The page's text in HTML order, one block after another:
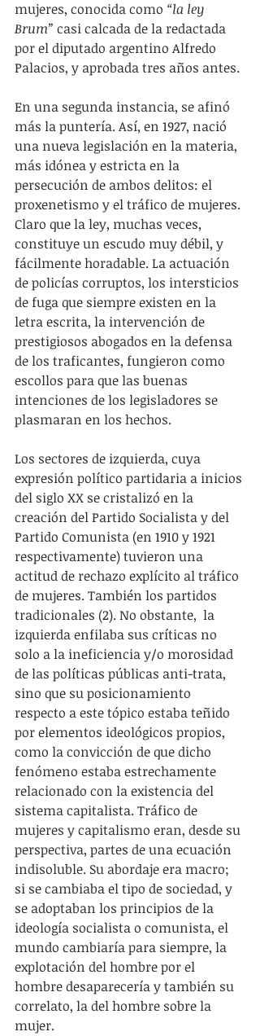
mujeres, conocida como “la ley
Brum” casi calcada de la redactada
por el diputado argentino Alfredo
Palacios, y aprobada tres años antes.
En una segunda instancia, se afinó
más la puntería. Así, en 1927, nació
una nueva legislación en la materia,
más idónea y estricta en la
persecución de ambos delitos: el
proxenetismo y el tráfico de mujeres.
Claro que la ley, muchas veces,
constituye un escudo muy débil, y
fácilmente horadable. La actuación
de policías corruptos, los intersticios
de fuga que siempre existen en la
letra escrita, la intervención de
prestigiosos abogados en la defensa
de los traficantes, fungieron como
escollos para que las buenas
intenciones de los legisladores se
plasmaran en los hechos.
Los sectores de izquierda, cuya
expresión político partidaria a inicios
del siglo XX se cristalizó en la
creación del Partido Socialista y del
Partido Comunista (en 1910 y 1921
respectivamente) tuvieron una
actitud de rechazo explícito al tráfico
de mujeres. También los partidos
tradicionales (2). No obstante,  la
izquierda enfilaba sus críticas no
solo a la ineficiencia y/o morosidad
de las políticas públicas anti-trata,
sino que su posicionamiento
respecto a este tópico estaba teñido
por elementos ideológicos propios,
como la convicción de que dicho
fenómeno estaba estrechamente
relacionado con la existencia del
sistema capitalista. Tráfico de
mujeres y capitalismo eran, desde su
perspectiva, partes de una ecuación
indisoluble. Su abordaje era macro;
si se cambiaba el tipo de sociedad, y
se adoptaban los principios de la
ideología socialista o comunista, el
mundo cambiaría para siempre, la
explotación del hombre por el
hombre desaparecería y también su
correlato, la del hombre sobre la
mujer.